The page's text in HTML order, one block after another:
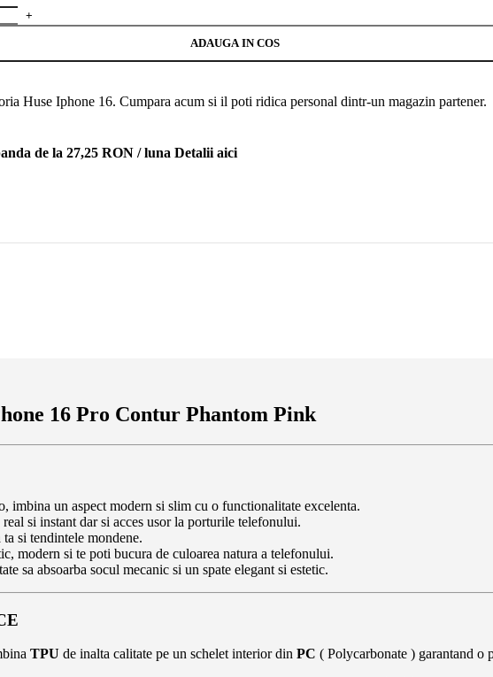
ADAUGA IN COS
Huse Iphone 16. Cumpara acum si il poti ridica personal dintr-un magazin partener.
de la 27,25 RON / luna Detalii aici
16 Pro Contur Phantom Pink
imbina un aspect modern si slim cu o functionalitate excelenta.
si instant dar si acces usor la porturile telefonului.
si tendintele mondene.
modern si te poti bucura de culoarea natura a telefonului.
sa absoarba socul mecanic si un spate elegant si estetic.
TPU de inalta calitate pe un schelet interior din PC ( Polycarbonate ) garantand o